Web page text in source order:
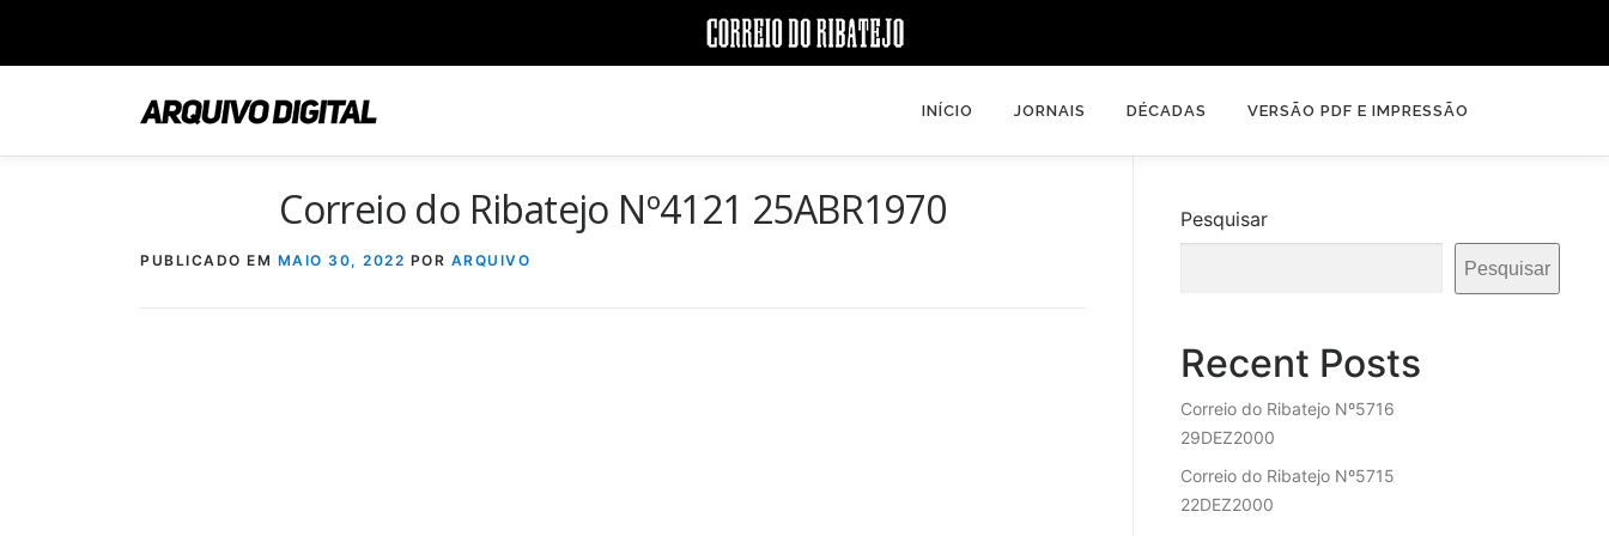
INÍCIO JORNAIS DÉCADAS VERSÃO PDF E IMPRESSÃO
Correio do Ribatejo Nº4121 25ABR1970
PUBLICADO EM MAIO 30, 2022 POR ARQUIVO
Pesquisar
Pesquisar
Recent Posts
Correio do Ribatejo Nº5716
29DEZ2000
Correio do Ribatejo Nº5715
22DEZ2000